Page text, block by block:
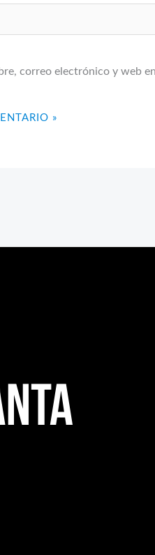
correo electrónico y web